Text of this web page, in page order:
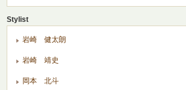
Stylist
岩崎 健太朗
岩崎 靖史
岡本 北斗